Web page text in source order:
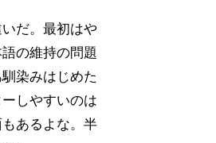
いだ。最初はや
の維持の問題
染みはじめた
しやすいのは
あるよな。半